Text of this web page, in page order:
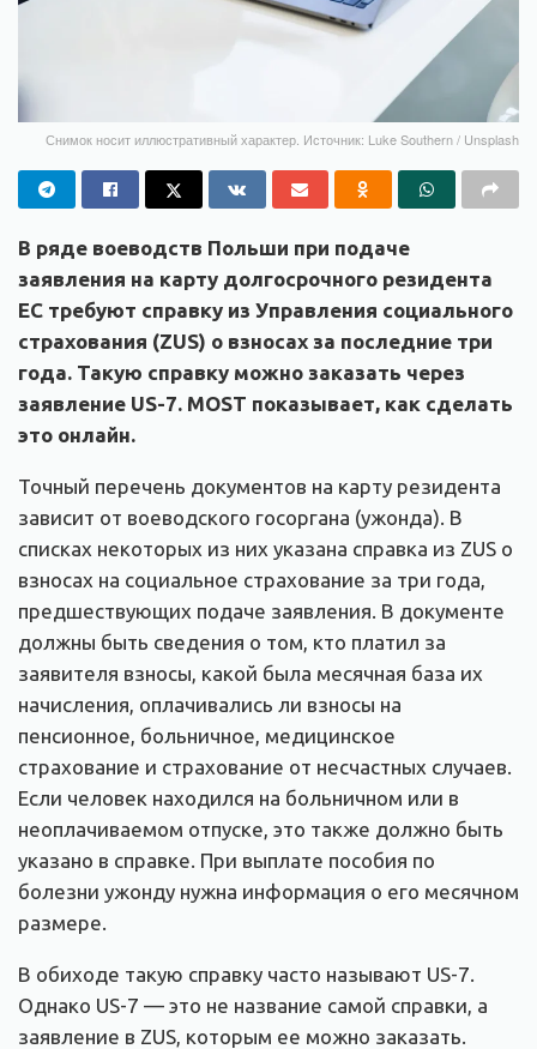
Снимок носит иллюстративный характер. Источник: Luke Southern / Unsplash
В ряде воеводств Польши при подаче
заявления на карту долгосрочного резидента
ЕС требуют справку из Управления социального
страхования (ZUS) о взносах за последние три
года. Такую справку можно заказать через
заявление US-7. MOST показывает, как сделать
это онлайн.
Точный перечень документов на карту резидента
зависит от воеводского госоргана (ужонда). В
списках некоторых из них указана справка из ZUS о
взносах на социальное страхование за три года,
предшествующих подаче заявления. В документе
должны быть сведения о том, кто платил за
заявителя взносы, какой была месячная база их
начисления, оплачивались ли взносы на
пенсионное, больничное, медицинское
страхование и страхование от несчастных случаев.
Если человек находился на больничном или в
неоплачиваемом отпуске, это также должно быть
указано в справке. При выплате пособия по
болезни ужонду нужна информация о его месячном
размере.
В обиходе такую справку часто называют US-7.
Однако US-7 — это не название самой справки, а
заявление в ZUS, которым ее можно заказать.